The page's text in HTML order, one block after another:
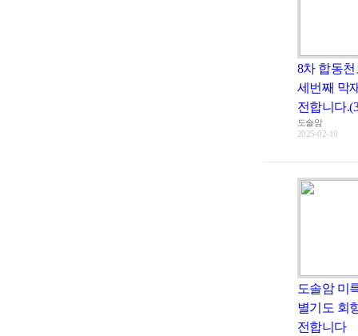
8차 합동
세번째 막
전합니다
도솔암
2025-02-10
도솔암 미
별기도 회
전합니다